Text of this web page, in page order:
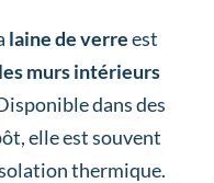
laine de verreest
murs intérieurs
dans des
elle est souvent
thermique.